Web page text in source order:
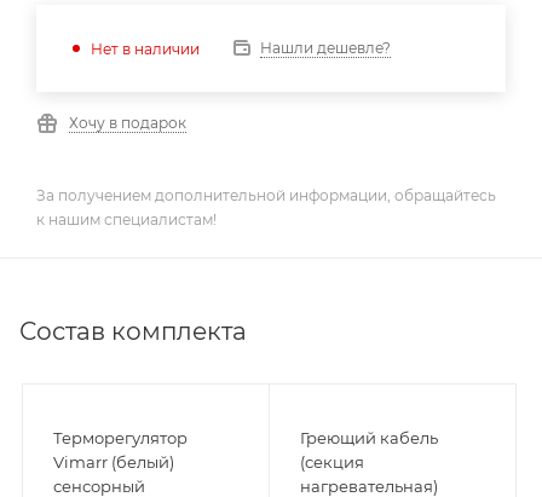
Нет в наличии Нашли дешевле?
Хочу в подарок
За получением дополнительной информации, обращайтесь
к нашим специалистам!
Состав комплекта
Терморегулятор
Vimarr (белый)
сенсорный
Греющий кабель
(секция
нагревательная)